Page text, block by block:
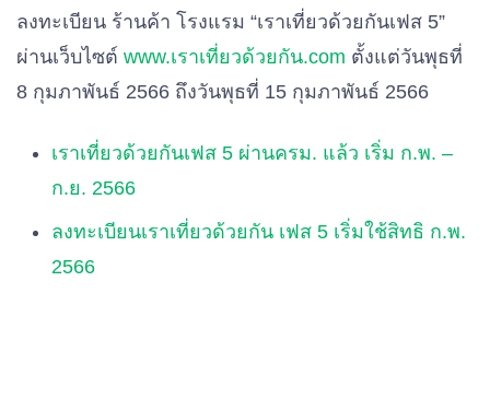
ลงทะเบียน ร้านค้า โรงแรม “เราเที่ยวด้วยกันเฟส 5”
ผ่านเว็บไซต์ www.เราเที่ยวด้วยกัน.com ตั้งแต่วันพุธที่
8 กุมภาพันธ์ 2566 ถึงวันพุธที่ 15 กุมภาพันธ์ 2566
เราเที่ยวด้วยกันเฟส 5 ผ่านครม. แล้ว เริ่ม ก.พ. –
ก.ย. 2566
ลงทะเบียนเราเที่ยวด้วยกัน เฟส 5 เริ่มใช้สิทธิ ก.พ.
2566